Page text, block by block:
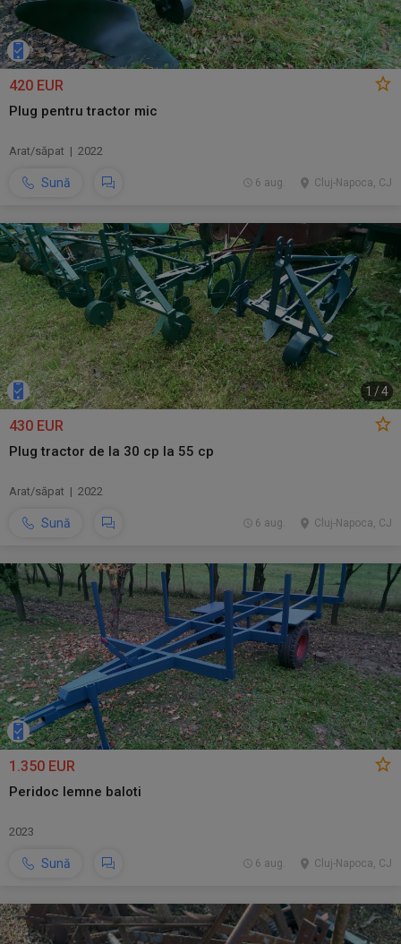
420 EUR
Plug pentru tractor mic
Arat/săpat | 2022
Sună Cluj-Napoca, CJ
6 aug.
1 /4
430 EUR
Plug tractor de la 30 cp la 55 cp
Arat/săpat | 2022
Sună Cluj-Napoca, CJ
6 aug.
1.350 EUR
Peridoc lemne baloti
2023
Sună Cluj-Napoca, CJ
6 aug.